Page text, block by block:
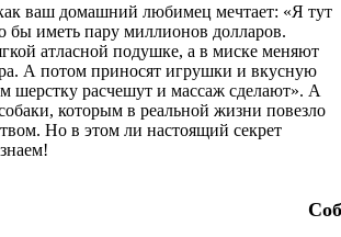
ваш домашний любимец мечтает: «Я тут
бы иметь пару миллионов долларов.
атласной подушке, а в миске меняют
А потом приносят игрушки и вкусную
шерстку расчешут и массаж сделают». А
которым в реальной жизни повезло
Но в этом ли настоящий секрет